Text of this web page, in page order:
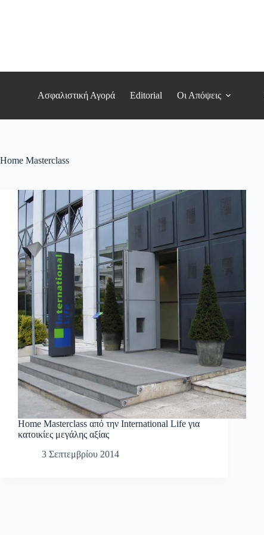
Ασφαλιστική Αγορά Editorial Οι Απόψεις
Home Masterclass
Home Masterclass από την International Life για
κατοικίες μεγάλης αξίας
3 Σεπτεμβρίου 2014